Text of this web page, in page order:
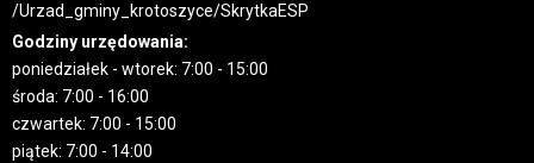
/Urzad_gminy_krotoszyce/SkrytkaESP
Godziny urzędowania:
poniedziałek - wtorek: 7:00 - 15:00
środa: 7:00 - 16:00
czwartek: 7:00 - 15:00
piątek: 7:00 - 14:00